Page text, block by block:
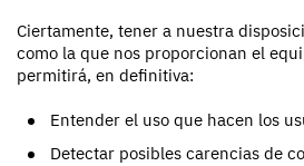
Ciertamente, tener a nuestra
como la que nos proporcionan el
permitirá, en definitiva:
Entender el uso que hacen los
Detectar posibles carencias de